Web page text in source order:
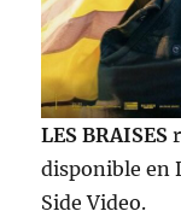
LES BRAISES
disponible en
Side Video.